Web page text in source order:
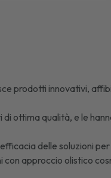
prodotti innovativi,
ottima qualità, e le
delle soluzioni
approccio olistico